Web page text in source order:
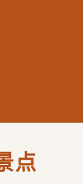
点